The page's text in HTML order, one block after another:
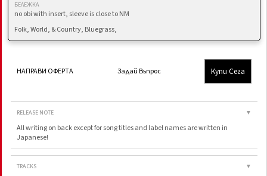
БЕЛЕЖКА
no obi with insert, sleeve is close to NM
Folk, World, & Country, Bluegrass,
НАПРАВИ ОФЕРТА Задай Въпрос Купи Сега
RELEASE NOTE ▼
All writing on back except for song titles and label names are written in
Japanese!
TRACKS ▼